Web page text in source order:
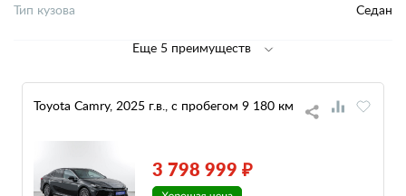
Тип кузова Седан
Еще 5 преимуществ
Toyota Camry, 2025 г.в., с пробегом 9 180 км
3 798 999 ₽